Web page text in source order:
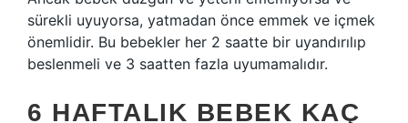
sürekli uyuyorsa, yatmadan önce emmek ve içmek
önemlidir. Bu bebekler her 2 saatte bir uyandırılıp
beslenmeli ve 3 saatten fazla uyumamalıdır.
6 HAFTALIK BEBEK KAÇ